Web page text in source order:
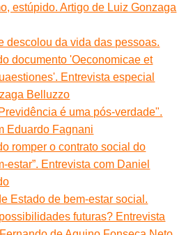
estúpido. Artigo de Luiz Gonzaga
descolou da vida das pessoas.
documento 'Oeconomicae et
Entrevista especial
Belluzzo
é uma pós-verdade".
Eduardo Fagnani
romper o contrato social do
estar”. Entrevista com Daniel
Estado de bem-estar social.
futuras? Entrevista